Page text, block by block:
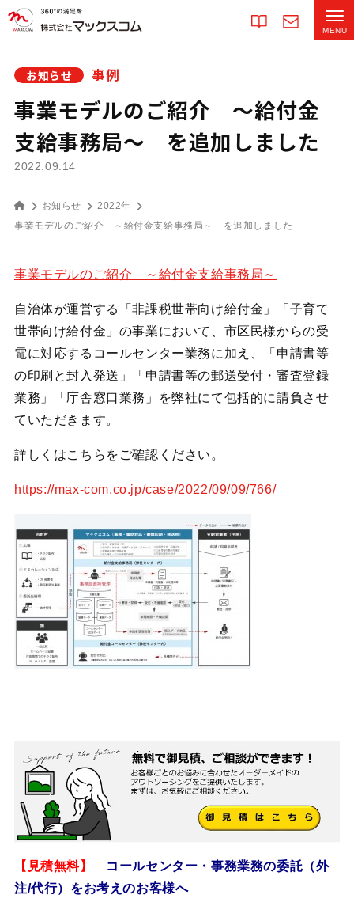
お知らせ 事例
事業モデルのご紹介 ～給付金
支給事務局～ を追加しました
2022.09.14
お知らせ
2022年
事業モデルのご紹介 ～給付金支給事務局～ を追加しました
事業モデルのご紹介 ～給付金支給事務局～
自治体が運営する「非課税世帯向け給付金」「子育て
世帯向け給付金」の事業において、市区民様からの受
電に対応するコールセンター業務に加え、「申請書等
の印刷と封入発送」「申請書等の郵送受付・審査登録
業務」「庁舎窓口業務」を弊社にて包括的に請負させ
ていただきます。
詳しくはこちらをご確認ください。
https://max-com.co.jp/case/2022/09/09/766/
【見積無料】
コールセンター・事務業務の委託（外
注/代行）をお考えのお客様へ